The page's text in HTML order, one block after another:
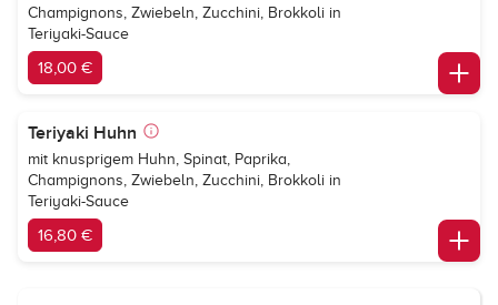
Champignons, Zwiebeln, Zucchini, Brokkoli in
Teriyaki-Sauce
18,00 €
Teriyaki Huhn
mit knusprigem Huhn, Spinat, Paprika,
Champignons, Zwiebeln, Zucchini, Brokkoli in
Teriyaki-Sauce
16,80 €